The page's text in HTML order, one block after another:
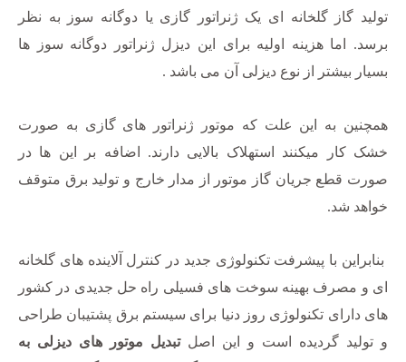
تولید گاز گلخانه ای یک ژنراتور گازی یا دوگانه سوز به نظر
برسد. اما هزینه اولیه برای این دیزل ژنراتور دوگانه سوز ها
بسیار بیشتر از نوع دیزلی آن می باشد .
همچنین به این علت که موتور ژنراتور های گازی به صورت
خشک کار میکنند استهلاک بالایی دارند. اضافه بر این ها در
صورت قطع جریان گاز موتور از مدار خارج و تولید برق متوقف
خواهد شد.
بنابراین با پیشرفت تکنولوژی جدید در کنترل آلاینده های گلخانه
ای و مصرف بهینه سوخت های فسیلی راه حل جدیدی در کشور
های دارای تکنولوژی روز دنیا برای سیستم برق پشتیبان طراحی
و تولید گردیده است و این اصلتبدیل موتور های دیزلی به